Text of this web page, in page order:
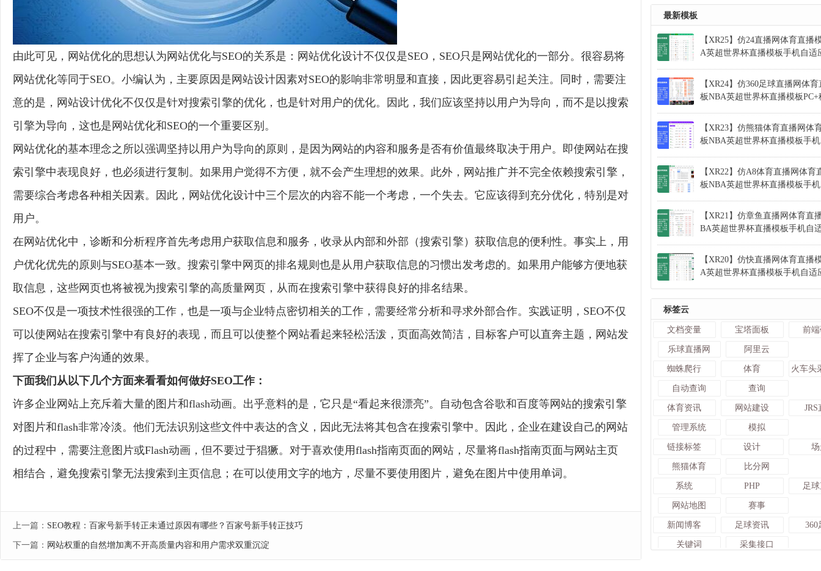
由此可见，网站优化的思想认为网站优化与SEO的关系是：网站优化设计不仅仅是SEO，SEO只是网站优化的一部分。很容易将
网站优化等同于SEO。小编认为，主要原因是网站设计因素对SEO的影响非常明显和直接，因此更容易引起关注。同时，需要注
意的是，网站设计优化不仅仅是针对搜索引擎的优化，也是针对用户的优化。因此，我们应该坚持以用户为导向，而不是以搜索
引擎为导向，这也是网站优化和SEO的一个重要区别。
网站优化的基本理念之所以强调坚持以用户为导向的原则，是因为网站的内容和服务是否有价值最终取决于用户。即使网站在搜
索引擎中表现良好，也必须进行复制。如果用户觉得不方便，就不会产生理想的效果。此外，网站推广并不完全依赖搜索引擎，
需要综合考虑各种相关因素。因此，网站优化设计中三个层次的内容不能一个考虑，一个失去。它应该得到充分优化，特别是对
用户。
在网站优化中，诊断和分析程序首先考虑用户获取信息和服务，收录从内部和外部（搜索引擎）获取信息的便利性。事实上，用
户优化优先的原则与SEO基本一致。搜索引擎中网页的排名规则也是从用户获取信息的习惯出发考虑的。如果用户能够方便地获
取信息，这些网页也将被视为搜索引擎的高质量网页，从而在搜索引擎中获得良好的排名结果。
SEO不仅是一项技术性很强的工作，也是一项与企业特点密切相关的工作，需要经常分析和寻求外部合作。实践证明，SEO不仅
可以使网站在搜索引擎中有良好的表现，而且可以使整个网站看起来轻松活泼，页面高效简洁，目标客户可以直奔主题，网站发
挥了企业与客户沟通的效果。
下面我们从以下几个方面来看看如何做好SEO工作：
许多企业网站上充斥着大量的图片和flash动画。出乎意料的是，它只是“看起来很漂亮”。自动包含谷歌和百度等网站的搜索引擎
对图片和flash非常冷淡。他们无法识别这些文件中表达的含义，因此无法将其包含在搜索引擎中。因此，企业在建设自己的网站
的过程中，需要注意图片或Flash动画，但不要过于猖獗。对于喜欢使用flash指南页面的网站，尽量将flash指南页面与网站主页
相结合，避免搜索引擎无法搜索到主页信息；在可以使用文字的地方，尽量不要使用图片，避免在图片中使用单词。
上一篇： SEO教程：百家号新手转正未通过原因有哪些？百家号新手转正技巧
下一篇： 网站权重的自然增加离不开高质量内容和用户需求双重沉淀
最新模板
【XR25】仿24直播网体育直播
A英超世界杯直播模板手机自适
【XR24】仿360足球直播网体
板NBA英超世界杯直播模板PC+
【XR23】仿熊猫体育直播网体
板NBA英超世界杯直播模板手
【XR22】仿A8体育直播网体育
板NBA英超世界杯直播模板手
【XR21】仿章鱼直播网体育直
BA英超世界杯直播模板手机自
【XR20】仿快直播网体育直播
A英超世界杯直播模板手机自适
标签云
文档变量 宝塔面板 前
乐球直播网 阿里云
蜘蛛爬行 体育
自动查询 查询
体育资讯 网站建设 JRS
管理系统 模拟
链接标签 设计
熊猫体育 比分网
系统 PHP 足
网站地图 赛事
新闻博客 足球资讯 360
关键词 采集接口